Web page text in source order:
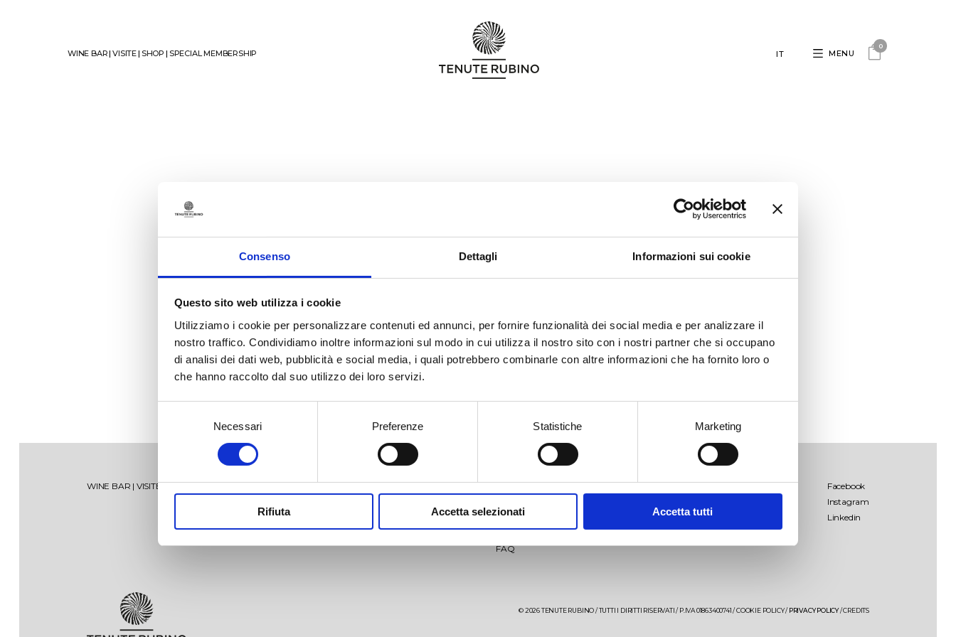
Consenso Dettagli Informazioni sui cookie
Questo sito web utilizza i cookie
Utilizziamo i cookie per personalizzare contenuti ed annunci, per fornire funzionalità dei social media e per analizzare il
nostro traffico. Condividiamo inoltre informazioni sul modo in cui utilizza il nostro sito con i nostri partner che si occupano
di analisi dei dati web, pubblicità e social media, i quali potrebbero combinarle con altre informazioni che ha fornito loro o
che hanno raccolto dal suo utilizzo dei loro servizi.
consenso
Necessari Preferenze Statistiche Marketing
Rifiuta Accetta selezionati Accetta tutti
WINE BAR| VISITE| SHOP | SPECIAL MEMBERSHIP IT MENU
0
WINE BAR | VISITE|SHOP|SPECIAL MEMBERSHIP
News
Eventi
Contatti
FAQ
Termini & Condizioni
Facebook
Instagram
Linkedin
© 2026 TENUTE RUBINO / TUTTI I DIRITTI RISERVATI / P.IVA 01863400741 /COOKIE POLICY/PRIVACY POLICY/CREDITS
Tenuta Jaddico
Tenuta Padula di Geremia
Punta Aquila
Sumaré 60 mesi
Salende
Oltremé Rosato